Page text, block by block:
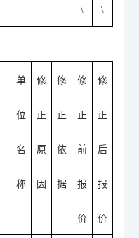
\ \
单
位
名
称
修
正
原
因
修
正
依
据
修
正
前
报
价
修
正
后
报
价